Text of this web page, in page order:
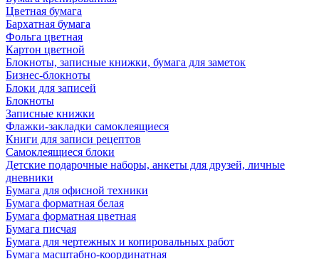
Цветная бумага
Бархатная бумага
Фольга цветная
Картон цветной
Блокноты, записные книжки, бумага для заметок
Бизнес-блокноты
Блоки для записей
Блокноты
Записные книжки
Флажки-закладки самоклеящиеся
Книги для записи рецептов
Самоклеящиеся блоки
Детские подарочные наборы, анкеты для друзей, личные
дневники
Бумага для офисной техники
Бумага форматная белая
Бумага форматная цветная
Бумага писчая
Бумага для чертежных и копировальных работ
Бумага масштабно-координатная